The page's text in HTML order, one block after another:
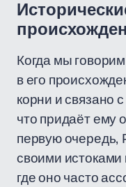
Когда мы
в его
корни и связано
что придаёт ему
первую
своими
где оно часто